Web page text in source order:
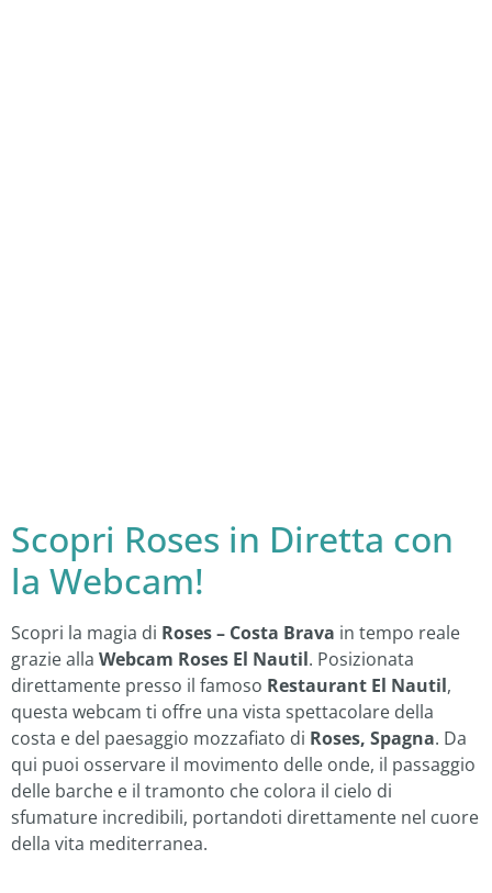
Scopri Roses in Diretta con
la Webcam!
Scopri la magia di Roses – Costa Brava in tempo reale
grazie alla Webcam Roses El Nautil. Posizionata
direttamente presso il famoso Restaurant El Nautil,
questa webcam ti offre una vista spettacolare della
costa e del paesaggio mozzafiato di Roses, Spagna. Da
qui puoi osservare il movimento delle onde, il passaggio
delle barche e il tramonto che colora il cielo di
sfumature incredibili, portandoti direttamente nel cuore
della vita mediterranea.